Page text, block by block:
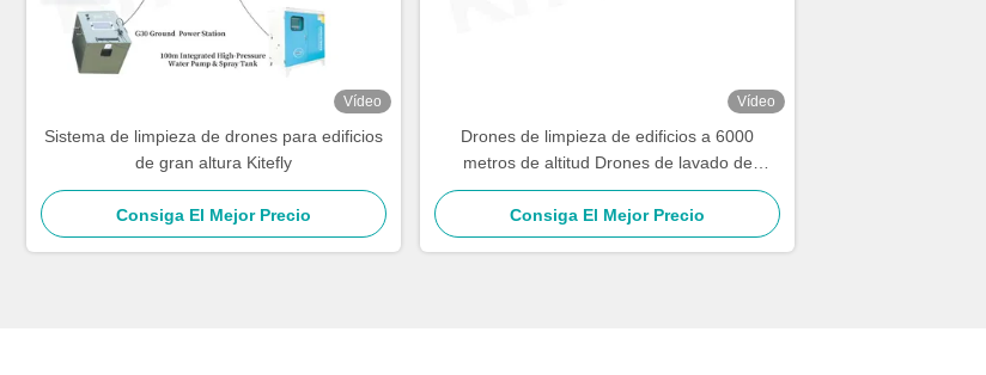
Vídeo
Sistema de limpieza de drones para edificios
de gran altura Kitefly
Consiga El Mejor Precio
Vídeo
Drones de limpieza de edificios a 6000
metros de altitud Drones de lavado de
energía Drones SF-90X-150 Kitefly
Consiga El Mejor Precio